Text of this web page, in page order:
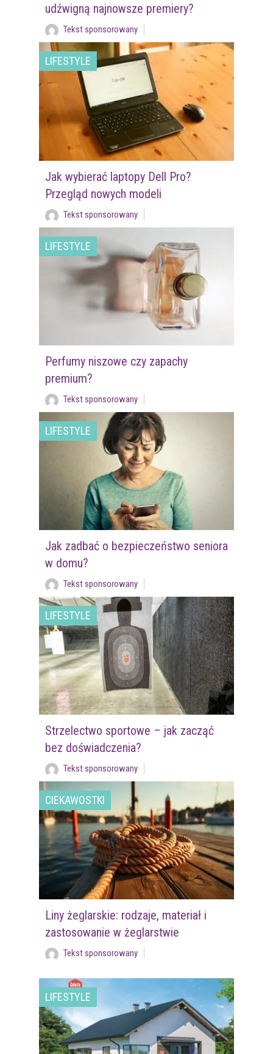
udźwigną najnowsze premiery?
Tekst sponsorowany
LIFESTYLE
Jak wybierać laptopy Dell Pro?
Przegląd nowych modeli
Tekst sponsorowany
LIFESTYLE
Perfumy niszowe czy zapachy
premium?
Tekst sponsorowany
LIFESTYLE
Jak zadbać o bezpieczeństwo seniora
w domu?
Tekst sponsorowany
LIFESTYLE
Strzelectwo sportowe – jak zacząć
bez doświadczenia?
Tekst sponsorowany
CIEKAWOSTKI
Liny żeglarskie: rodzaje, materiał i
zastosowanie w żeglarstwie
Tekst sponsorowany
LIFESTYLE